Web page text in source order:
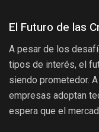
El Futuro de las
A pesar de los
tipos de interés, el
siendo prometedor.
empresas adoptan
espera que el